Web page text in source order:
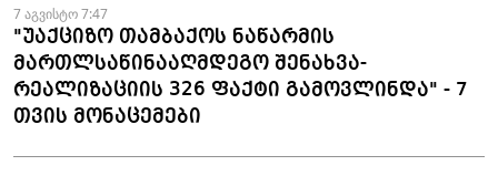
ფაქტები აღკვეთეს
7 აგვისტო 7:47
"უაქციზო თამბაქოს ნაწარმის
მართლსაწინააღმდეგო შენახვა-
რეალიზაციის 326 ფაქტი გამოვლინდა" - 7
თვის მონაცემები